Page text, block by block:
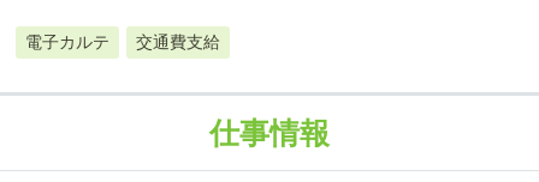
電子カルテ 交通費支給
仕事情報